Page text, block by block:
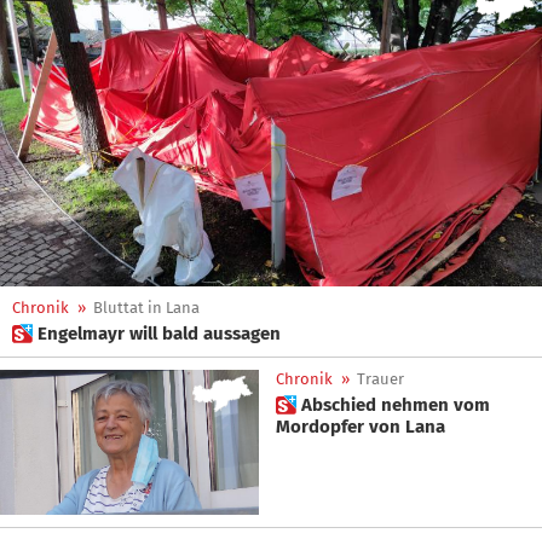
Chronik » Bluttat in Lana
 Engelmayr will bald aussagen
Chronik » Trauer
 Abschied nehmen vom
Mordopfer von Lana